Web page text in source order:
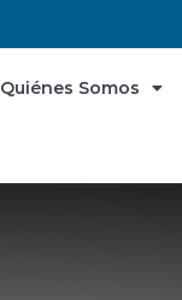
Quiénes Somos